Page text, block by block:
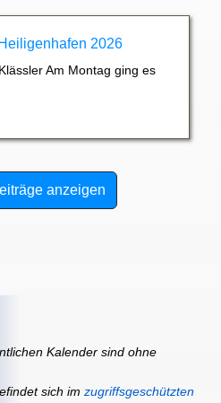
2026
Am Montag ging es
anzeigen
Kalender sind ohne
sich im zugriffsgeschützten